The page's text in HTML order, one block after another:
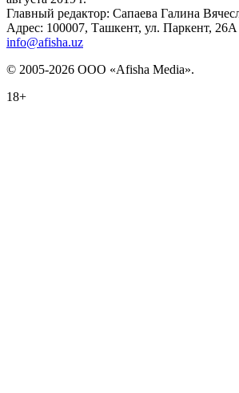
Главный редактор: Сапаева Галина
Адрес: 100007, Ташкент, ул. Паркент,
info@afisha.uz
© 2005-2026 ООО «Afisha Media».
18+